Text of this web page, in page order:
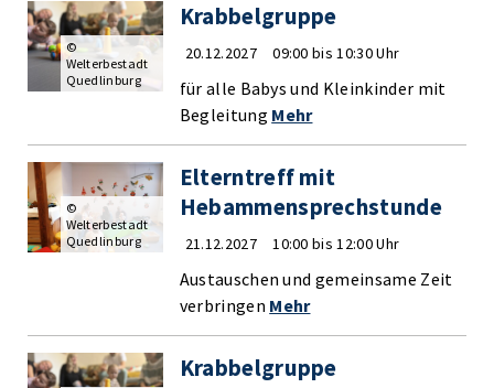
Krabbelgruppe
20.12.2027 09:00 bis 10:30 Uhr
für alle Babys und Kleinkinder mit
Begleitung Mehr
©
Welterbestadt
Quedlinburg
Elterntreff mit
Hebammensprechstunde
21.12.2027 10:00 bis 12:00 Uhr
Austauschen und gemeinsame Zeit
verbringen Mehr
©
Welterbestadt
Quedlinburg
Krabbelgruppe